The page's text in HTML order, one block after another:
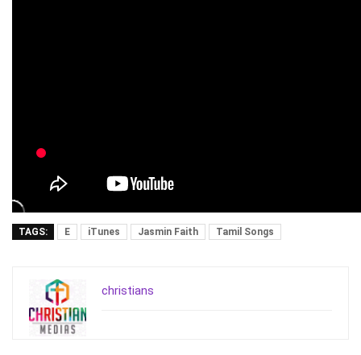
TAGS: E iTunes Jasmin Faith Tamil Songs
christians